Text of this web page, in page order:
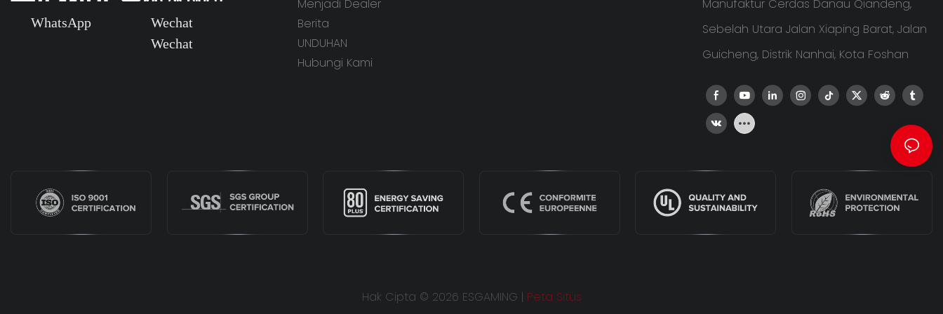
WhatsApp
Wechat
Wechat
Menjadi Dealer
Berita
UNDUHAN
Hubungi Kami
Manufaktur Cerdas Danau Qiandeng,
Sebelah Utara Jalan Xiaping Barat, Jalan
Guicheng, Distrik Nanhai, Kota Foshan
Hak Cipta © 2026 ESGAMING | Peta Situs